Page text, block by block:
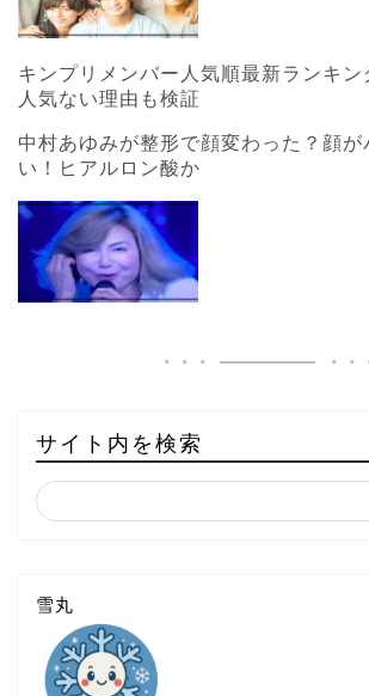
キンプリメンバー人気順最新ランキ
人気ない理由も検証
中村あゆみが整形で顔変わった？顔が
い！ヒアルロン酸か
サイト内を検索
雪丸